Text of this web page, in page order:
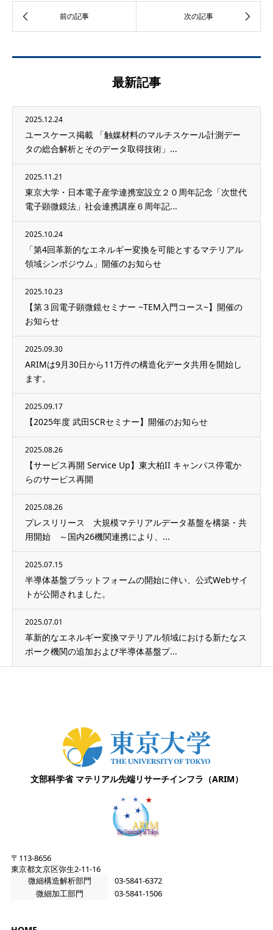
最新記事
2025.12.24
ユースケース掲載 「触媒材料のマルチスケール計測デー
タの総合解析とそのデータ取得技術」...
2025.11.21
東京大学・日本電子産学連携室設立２０周年記念「次世代
電子顕微鏡法」社会連携講座６周年記...
2025.10.24
「第4回革新的なエネルギー変換を可能とするマテリアル
領域シンポジウム」開催のお知らせ
2025.10.23
【第３回電子顕微鏡セミナー ~TEM入門コース~】開催の
お知らせ
2025.09.30
ARIMは9月30日から11万件の構造化データ共用を開始し
ます。
2025.09.17
【2025年度 武田SCRセミナー】開催のお知らせ
2025.08.26
【サービス再開 Service Up】東大柏II キャンパス停電か
らのサービス再開
2025.08.26
プレスリリース 大規模マテリアルデータ基盤を構築・共
用開始 ～国内26機関連携により、...
2025.07.15
半導体基盤プラットフォームの開始に伴い、公式Webサイ
トが公開されました。
2025.07.01
革新的なエネルギー変換マテリアル領域における新たなス
ポーク機関の追加および半導体基盤プ...
文部科学省マテリアル先端リサーチインフラ（ARIM）
〒113-8656
東京都文京区弥生2-11-16
微細構造解析部門
03-5841-6372
微細加工部門
03-5841-1506